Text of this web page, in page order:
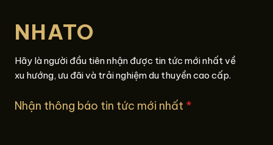
NHATO
Hãy là người đầu tiên nhận được tin tức mới nhất về
xu hướng, ưu đãi và trải nghiệm du thuyền cao cấp.
Nhận thông báo tin tức mới nhất *